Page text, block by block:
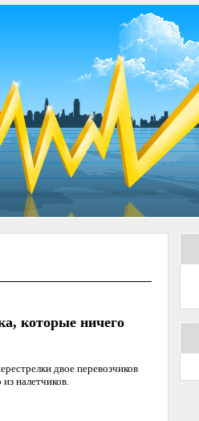
которые ничего
двое перевозчиков
налетчиков.